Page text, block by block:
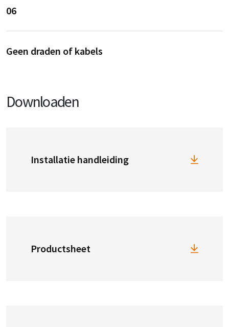
06
Geen draden of kabels
Downloaden
Installatie handleiding
Productsheet